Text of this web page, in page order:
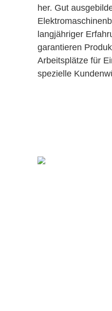
her. Gut
langjähriger
garantieren
Arbeitsplätze für
spezielle